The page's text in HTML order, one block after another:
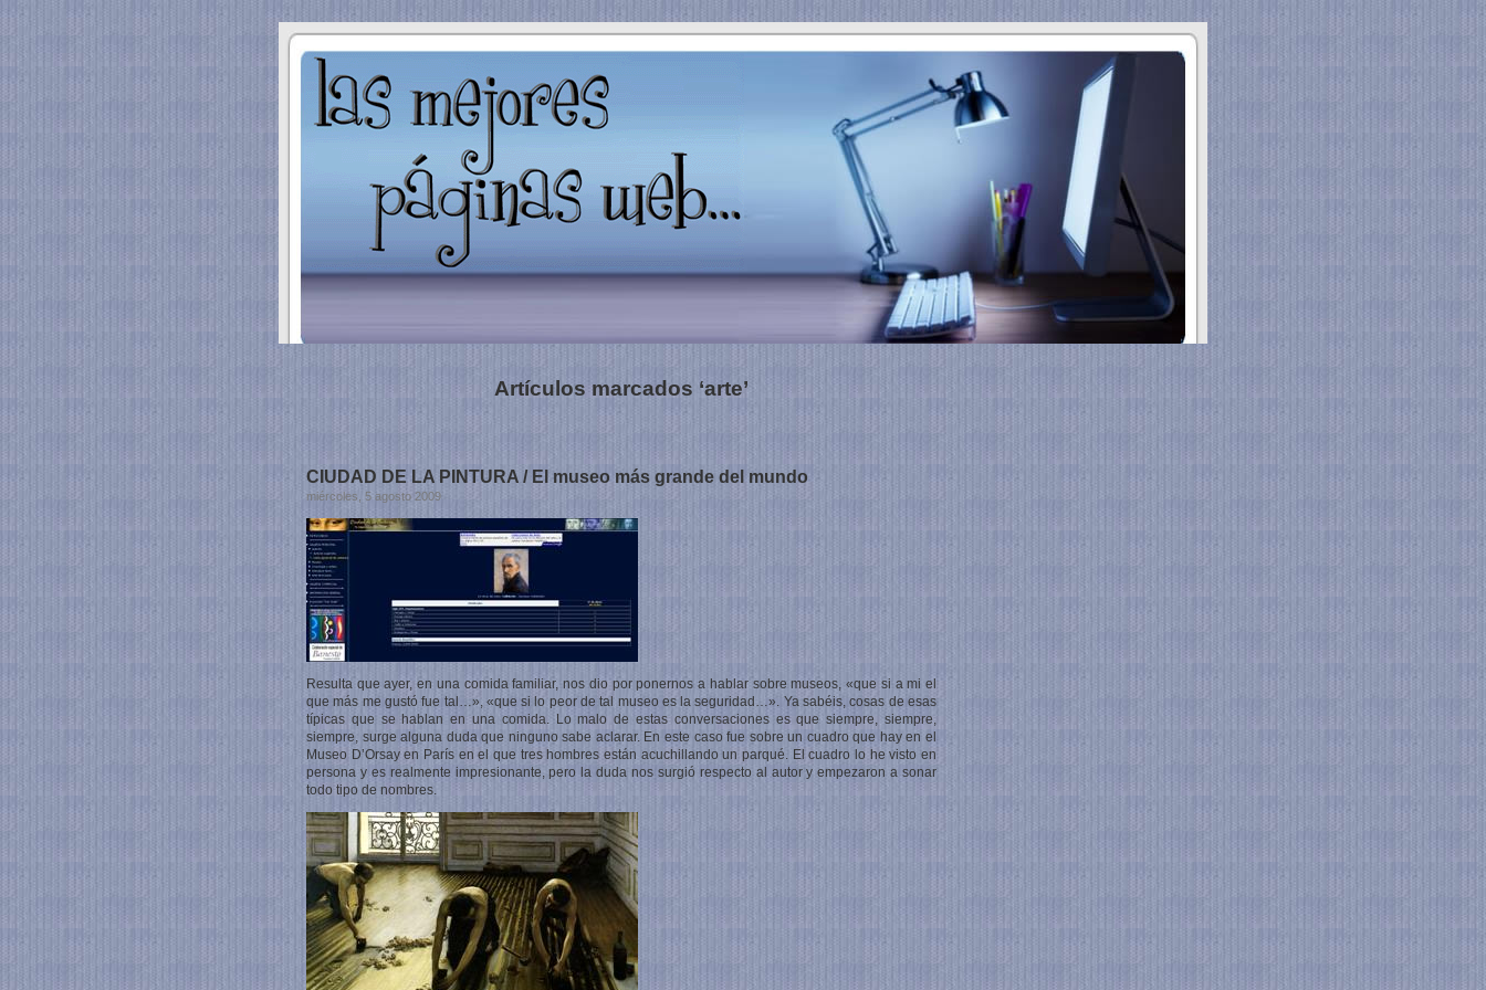
Artículos marcados ‘arte’
CIUDAD DE LA PINTURA / El museo más grande del mundo
miércoles, 5 agosto 2009
Resulta que ayer, en una comida familiar, nos dio por ponernos a hablar sobre museos, «que si a mi el
que más me gustó fue tal…», «que si lo peor de tal museo es la seguridad…». Ya sabéis, cosas de esas
típicas que se hablan en una comida. Lo malo de estas conversaciones es que siempre, siempre,
siempre, surge alguna duda que ninguno sabe aclarar. En este caso fue sobre un cuadro que hay en el
Museo D’Orsay en París en el que tres hombres están acuchillando un parqué. El cuadro lo he visto en
persona y es realmente impresionante, pero la duda nos surgió respecto al autor y empezaron a sonar
todo tipo de nombres.